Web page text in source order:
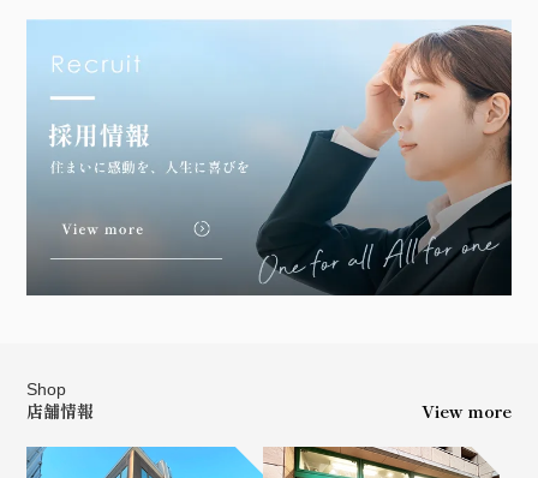
Shop
店舗情報 View more